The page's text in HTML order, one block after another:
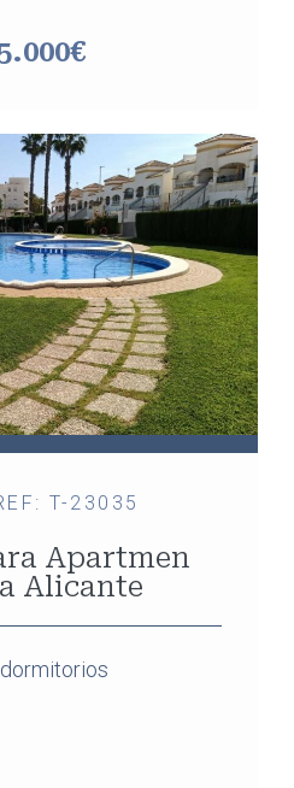
T-23035
Apartmen
Alicante